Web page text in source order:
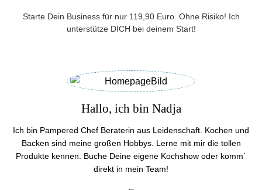
Starte Dein Business für nur 119,90 Euro. Ohne Risiko! Ich
unterstütze DICH bei deinem Start!
Hallo, ich bin Nadja
Ich bin Pampered Chef Beraterin aus Leidenschaft. Kochen und
Backen sind meine großen Hobbys. Lerne mit mir die tollen
Produkte kennen. Buche Deine eigene Kochshow oder komm´
direkt in mein Team!